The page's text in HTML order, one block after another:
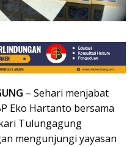
– Sehari menjabat
Eko Hartanto bersama
Tulungagung
mengunjungi yayasan